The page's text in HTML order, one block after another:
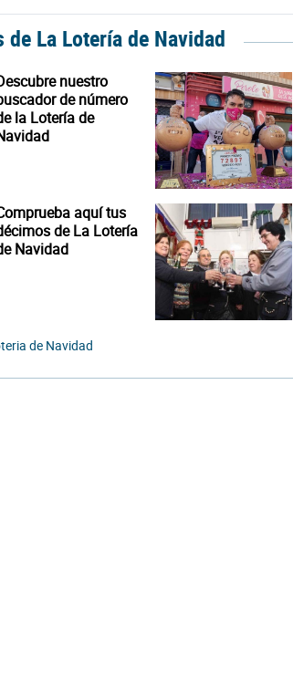
La Lotería de Navidad
nuestro
de número
la Lotería de
aquí tus
de La Lotería
Navidad
de Navidad